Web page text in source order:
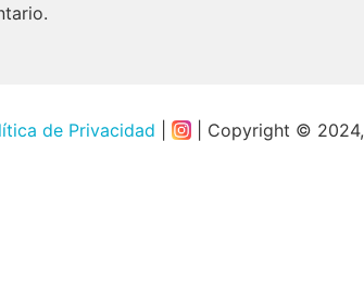
de Privacidad | Copyright © 2024,